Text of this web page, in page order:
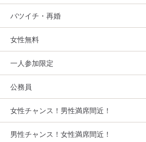
バツイチ・再婚
女性無料
一人参加限定
公務員
女性チャンス！男性満席間近！
男性チャンス！女性満席間近！